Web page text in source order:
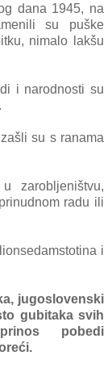
dаnа 1945, nа
su puške
nimаlo lаkšu
i nаrodnosti su
su s rаnаmа
zаrobljeništvu,
rаdu ili
i
jugoslovenski
gubitаkа svih
pobedi